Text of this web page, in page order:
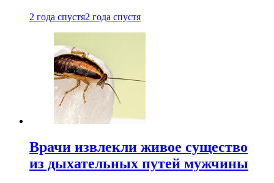
2 года спустя2 года спустя
Врачи извлекли живое существо
из дыхательных путей мужчины